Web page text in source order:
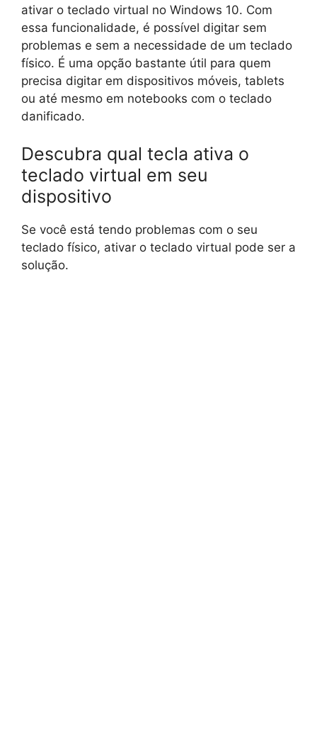
ativar o teclado virtual no Windows 10. Com
essa funcionalidade, é possível digitar sem
problemas e sem a necessidade de um teclado
físico. É uma opção bastante útil para quem
precisa digitar em dispositivos móveis, tablets
ou até mesmo em notebooks com o teclado
danificado.
Descubra qual tecla ativa o
teclado virtual em seu
dispositivo
Se você está tendo problemas com o seu
teclado físico, ativar o teclado virtual pode ser a
solução.